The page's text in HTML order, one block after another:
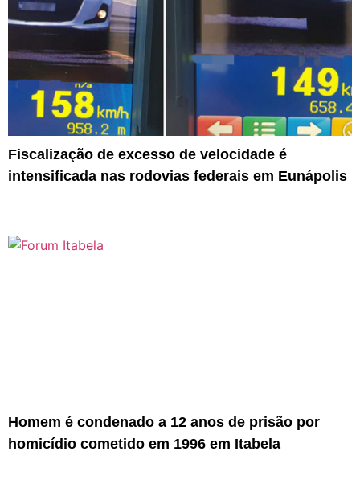
Fiscalização de excesso de velocidade é
intensificada nas rodovias federais em Eunápolis
Homem é condenado a 12 anos de prisão por
homicídio cometido em 1996 em Itabela